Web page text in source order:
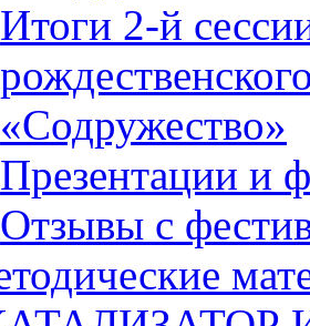
Итоги 2-й
«Содружество»
Презентации и
Отзывы с